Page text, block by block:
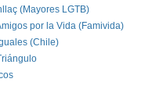
(Mayores LGTB)
por la Vida (Famivida)
(Chile)